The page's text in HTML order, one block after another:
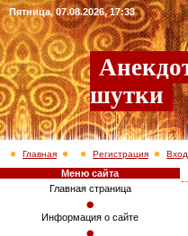
Пятница, 07.08.2026, 17:33
шутки
Главная Регистрация Вход
Меню сайта
Главная страница
Информация о сайте